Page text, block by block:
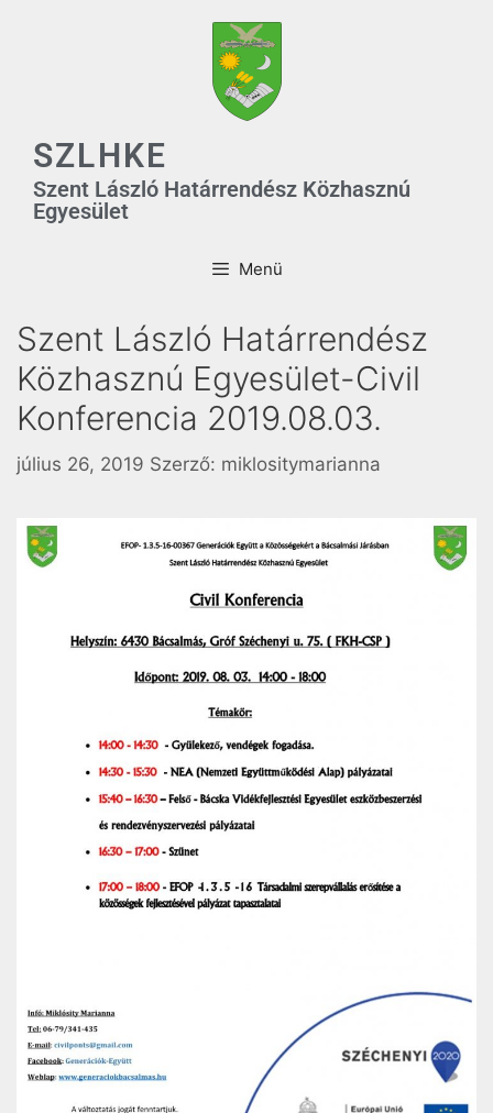
SZLHKE
Szent László Határrendész Közhasznú
Egyesület
Menü
Szent László Határrendész
Közhasznú Egyesület-Civil
Konferencia 2019.08.03.
július 26, 2019 Szerző: miklositymarianna